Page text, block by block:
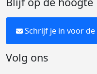
Schrijf je in voor
Volg ons